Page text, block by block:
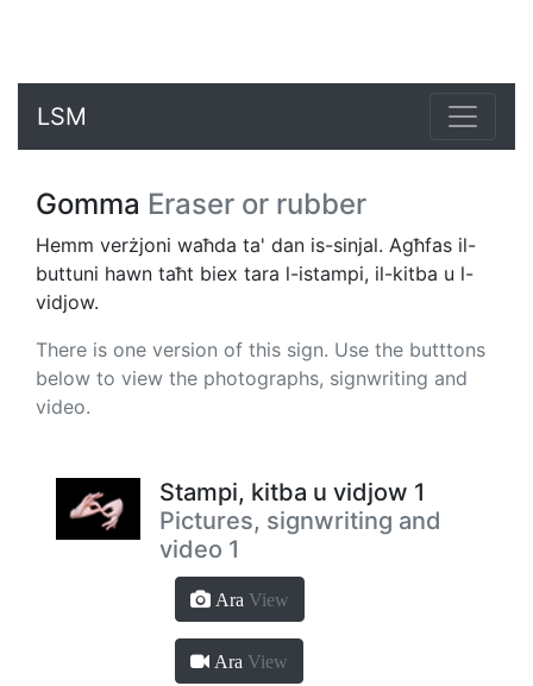
LSM
Gomma Eraser or rubber
Hemm verżjoni waħda ta' dan is-sinjal. Agħfas il-
buttuni hawn taħt biex tara l-istampi, il-kitba u l-
vidjow.
There is one version of this sign. Use the butttons
below to view the photographs, signwriting and
video.
Stampi, kitba u vidjow 1
Pictures, signwriting and
video 1
Ara View
Ara View